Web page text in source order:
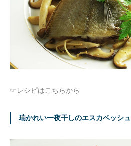
☞レシピはこちらから
瑞かれい一夜干しのエスカベッシュ